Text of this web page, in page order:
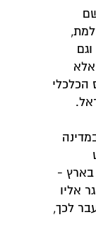
הכלכלי
בארץ -
אליו
לכך,